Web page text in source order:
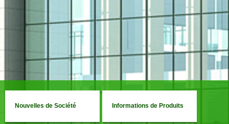
Nouvelles de Société Informations de Produits